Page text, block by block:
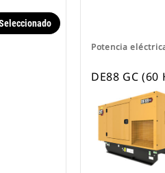
Potencia
DE88 GC (60